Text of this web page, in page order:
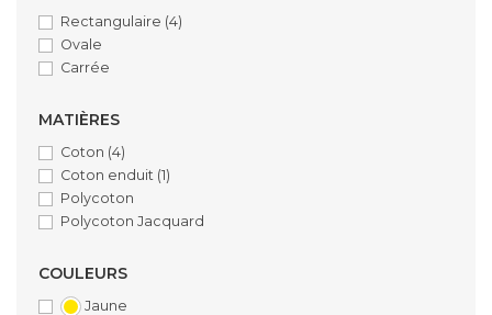
Rectangulaire (4)
Ovale
Carrée
MATIÈRES
Coton (4)
Coton enduit (1)
Polycoton
Polycoton Jacquard
COULEURS
Jaune